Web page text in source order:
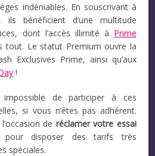
indéniables. En souscrivant à
ils bénéficient d’une multitude
dont l’accès illimité à Prime
tout. Le statut Premium ouvre la
Exclusives Prime, ainsi qu’aux
!
impossible de participer à ces
si vous n’êtes pas adhérent.
de réclamer votre essai
disposer des tarifs très
spéciales.